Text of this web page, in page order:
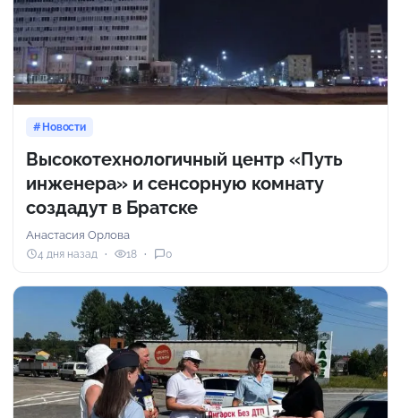
Новости
Высокотехнологичный центр «Путь
инженера» и сенсорную комнату
создадут в Братске
Анастасия Орлова
4 дня назад 18 0